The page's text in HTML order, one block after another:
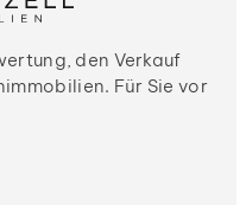
den Verkauf
Für Sie vor